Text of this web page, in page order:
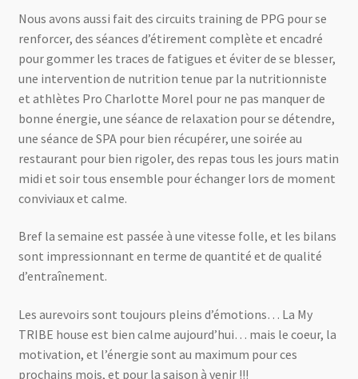
Nous avons aussi fait des circuits training de PPG pour se
renforcer, des séances d’étirement complète et encadré
pour gommer les traces de fatigues et éviter de se blesser,
une intervention de nutrition tenue par la nutritionniste
et athlètes Pro Charlotte Morel pour ne pas manquer de
bonne énergie, une séance de relaxation pour se détendre,
une séance de SPA pour bien récupérer, une soirée au
restaurant pour bien rigoler, des repas tous les jours matin
midi et soir tous ensemble pour échanger lors de moment
conviviaux et calme.
Bref la semaine est passée à une vitesse folle, et les bilans
sont impressionnant en terme de quantité et de qualité
d’entraînement.
Les aurevoirs sont toujours pleins d’émotions… L a My
TRIBE house est bien calme aujourd’hui… mais le coeur, la
motivation, et l’énergie sont au maximum pour ces
prochains mois, et pour la saison à venir !!!